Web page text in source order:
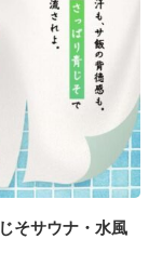
そサウナ・水風